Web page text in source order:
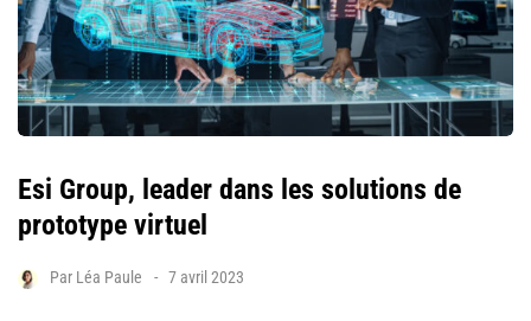
Esi Group, leader dans les solutions de
prototype virtuel
Par Léa Paule 7 avril 2023